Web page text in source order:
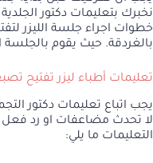
نخبرك بتعليمات دكتور
خطوات اجراء جلسة الليزر
بالغردقة. حيث يقوم بالجلسة
تعليمات أطباء ليزر تفتيح
يجب اتباع تعليمات دكتور
لا تحدث مضاعفات او رد
التعليمات ما يلي: